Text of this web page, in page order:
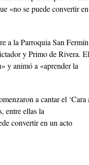
«no se puede convertir
a la Parroquia San
y Primo de Rivera. El
y animó a «aprender la
a cantar el ‘Cara
entre ellas la
convertir en un acto